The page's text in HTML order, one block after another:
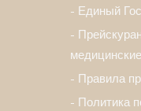
Единый
Правила
Политика